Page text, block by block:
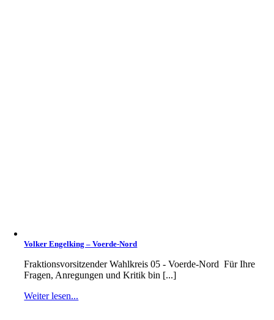
Volker Engelking – Voerde-Nord
Fraktionsvorsitzender Wahlkreis 05 - Voerde-Nord Für Ihre
Fragen, Anregungen und Kritik bin [...]
Weiter lesen...